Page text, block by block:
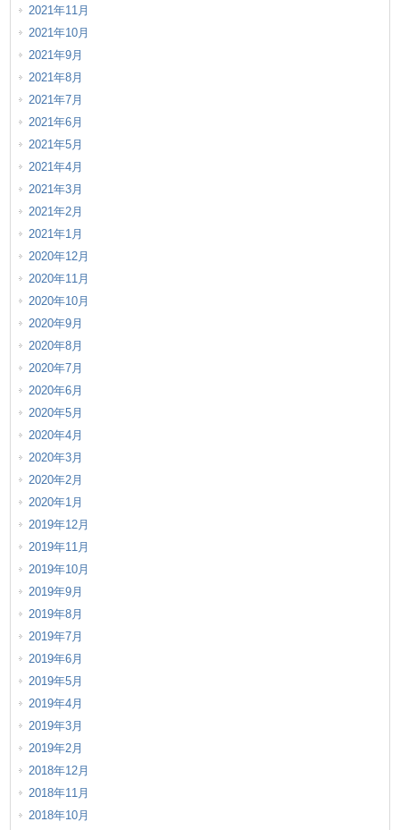
2021年11月
2021年10月
2021年9月
2021年8月
2021年7月
2021年6月
2021年5月
2021年4月
2021年3月
2021年2月
2021年1月
2020年12月
2020年11月
2020年10月
2020年9月
2020年8月
2020年7月
2020年6月
2020年5月
2020年4月
2020年3月
2020年2月
2020年1月
2019年12月
2019年11月
2019年10月
2019年9月
2019年8月
2019年7月
2019年6月
2019年5月
2019年4月
2019年3月
2019年2月
2018年12月
2018年11月
2018年10月